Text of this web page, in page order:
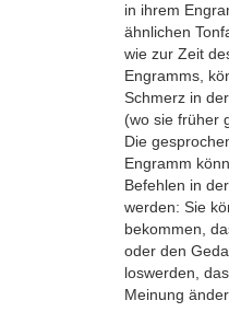
in ihrem
ähnlichen
wie zur Zeit
Engramms,
Schmerz in
(wo sie früher
Die
Engramm
Befehlen in
werden: Sie
bekommen,
oder den
loswerden,
Meinung